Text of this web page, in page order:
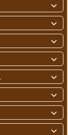







